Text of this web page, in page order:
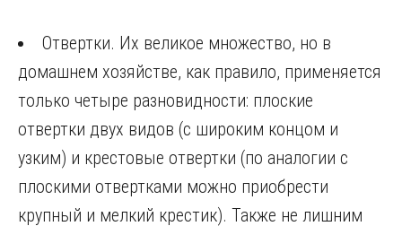
Отвертки. Их великое множество, но в
домашнем хозяйстве, как правило, применяется
только четыре разновидности: плоские
отвертки двух видов (с широким концом и
узким) и крестовые отвертки (по аналогии с
плоскими отвертками можно приобрести
крупный и мелкий крестик). Также не лишним